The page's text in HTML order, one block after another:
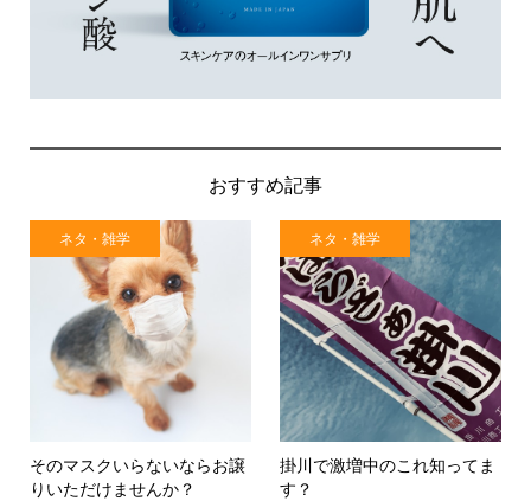
おすすめ記事
ネタ・雑学
そのマスクいらないならお譲
りいただけませんか？
ネタ・雑学
掛川で激増中のこれ知ってま
す？